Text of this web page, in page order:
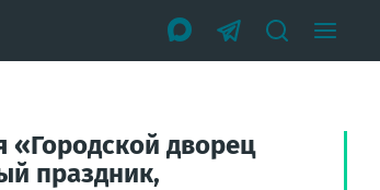
«Городской дворец
праздник,